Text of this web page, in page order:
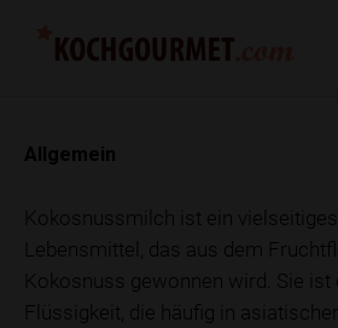
Allgemein
Kokosnussmilch ist ein
Lebensmittel, das aus dem
Kokosnuss gewonnen wird. Sie
Flüssigkeit, die häufig in